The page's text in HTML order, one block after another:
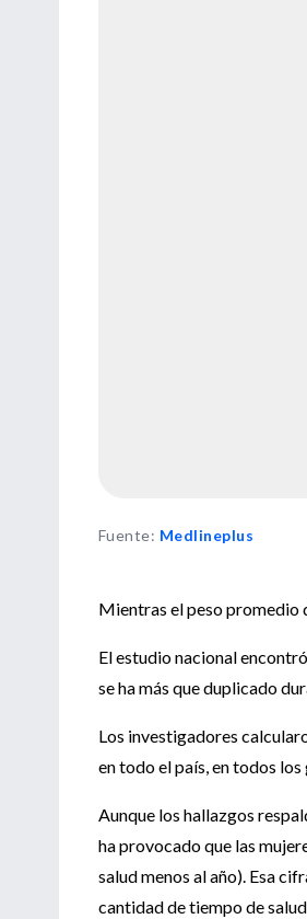
Fuente: Medlineplus
Mientras el peso promedio
El estudio nacional
se ha más que duplicado
Los investigadores
en todo el país, en todos
Aunque los hallazgos
ha provocado que las
salud menos al año). Esa
cantidad de tiempo de